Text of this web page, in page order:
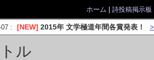
ホーム 詩投稿掲示板
: [NEW] 2015年 文学極道年間各賞発表！
ル